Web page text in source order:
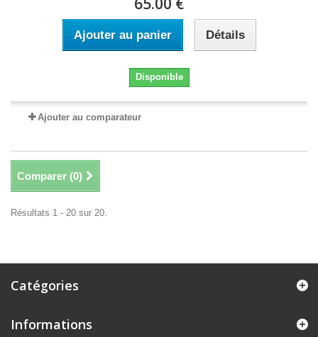
Ajouter au panier Détails
Disponible
Ajouter au comparateur
Comparer (0)
Résultats 1 - 20 sur 20.
Catégories
Informations